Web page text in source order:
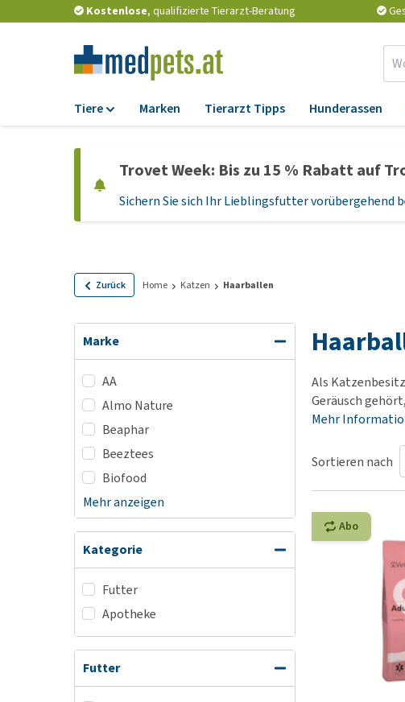
Kostenlose, qualifizierte Tierarzt-Beratung
Tiere
Trockenfutter
Nassfutter
Leckerlis
Hundefutter
Alles ansehen
Marken Tierarzt Tipps Hunderassen
Trovet Week: Bis zu 15 % Rabatt auf
Sichern Sie sich Ihr Lieblingsfutter vorübergehend
Zurück Home Katzen Haarballen
Marke
AA
Almo Nature
Beaphar
Beeztees
Biofood
Mehr anzeigen
Kategorie
Futter
Apotheke
Futter
Als
Geräusch
Mehr
Sortieren nach
Abo